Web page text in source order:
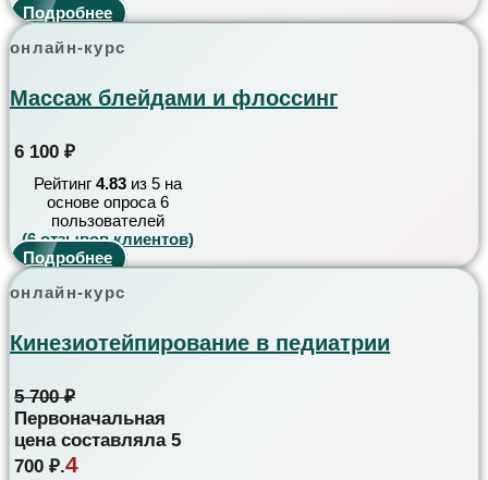
Подробнее
онлайн-курс
Массаж блейдами и флоссинг
6 100 ₽
Рейтинг4.83 из 5 на
основе опроса6
пользователей
(6отзывов клиентов)
Подробнее
онлайн-курс
Кинезиотейпирование в педиатрии
5 700₽
Первоначальная
цена составляла 5
700 ₽.4